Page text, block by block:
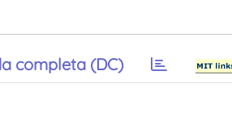
completa (DC)